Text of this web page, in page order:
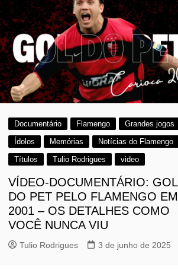
Documentário Flamengo
Grandes jogos
Ídolos
Memórias
Notícias do Flamengo
Títulos
Tulio Rodrigues video
VÍDEO-DOCUMENTÁRIO: GOL
DO PET PELO FLAMENGO EM
2001 – OS DETALHES COMO
VOCÊ NUNCA VIU
Tulio Rodrigues 3 de junho de 2025